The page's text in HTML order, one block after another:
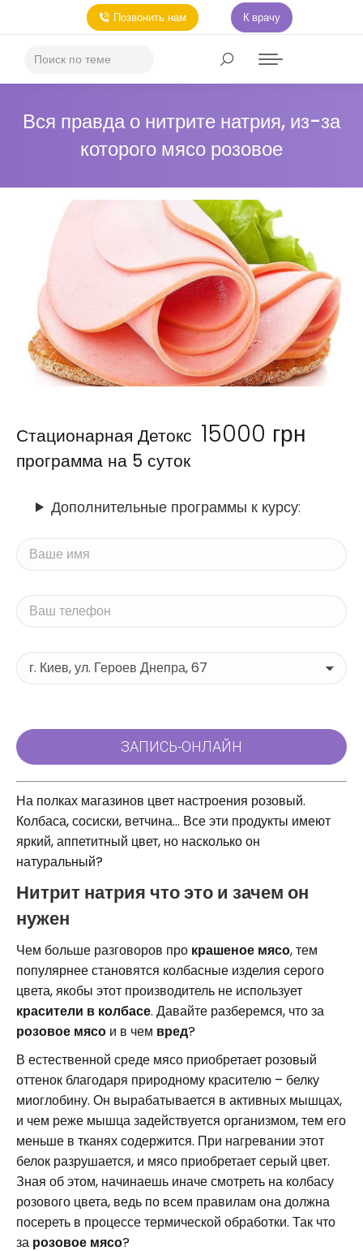
Позвонить нам К врачу
Вся правда о нитрите натрия, из-за
которого мясо розовое
Стационарная Детокс
программа на 5 суток
15000 грн
Дополнительные программы к курсу:
На полках магазинов цвет настроения розовый.
Колбаса, сосиски, ветчина… Все эти продукты имеют
яркий, аппетитный цвет, но насколько он
натуральный?
Нитрит натрия что это и зачем он
нужен
Чем больше разговоров про крашеное мясо, тем
популярнее становятся колбасные изделия серого
цвета, якобы этот производитель не использует
красители в колбасе. Давайте разберемся, что за
розовое мясо и в чем вред?
В естественной среде мясо приобретает розовый
оттенок благодаря природному красителю – белку
миоглобину. Он вырабатывается в активных мышцах,
и чем реже мышца задействуется организмом, тем его
меньше в тканях содержится. При нагревании этот
белок разрушается, и мясо приобретает серый цвет.
Зная об этом, начинаешь иначе смотреть на колбасу
розового цвета, ведь по всем правилам она должна
посереть в процессе термической обработки. Так что
за розовое мясо?